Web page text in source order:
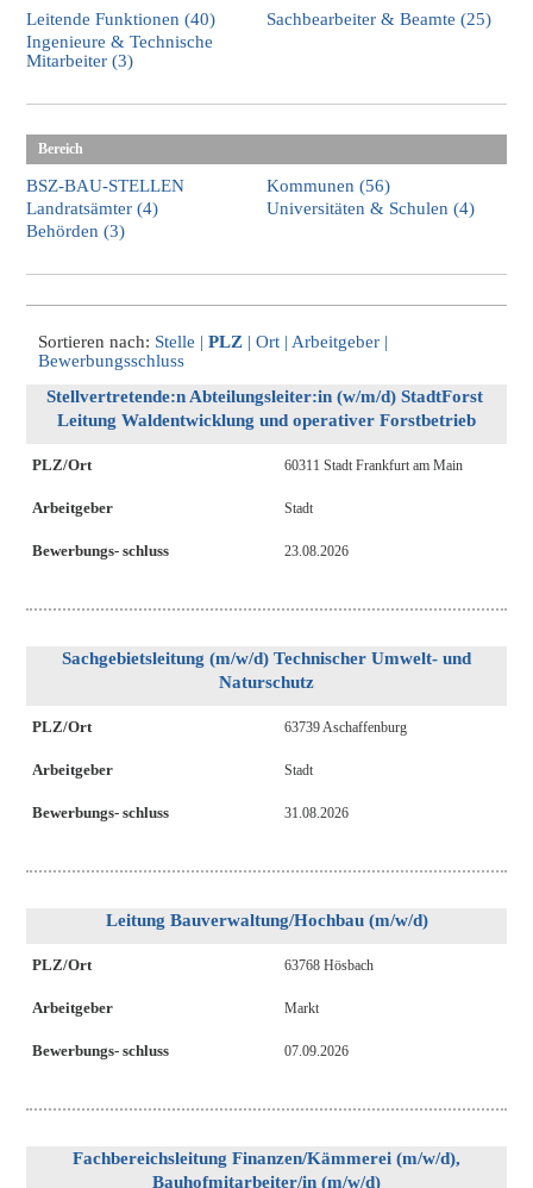
Leitende Funktionen (40)
Sachbearbeiter & Beamte (25)
Ingenieure & Technische
Mitarbeiter (3)
Bereich
BSZ-BAU-STELLEN
Kommunen (56)
Landratsämter (4)
Universitäten & Schulen (4)
Behörden (3)
Sortieren nach: Stelle |PLZ |Ort | Arbeitgeber |
Bewerbungsschluss
Stellvertretende:n Abteilungsleiter:in (w/m/d) StadtForst 
Leitung Waldentwicklung und operativer Forstbetrieb
PLZ/Ort
Arbeitgeber
Bewerbungs- schluss
60311 Stadt Frankfurt am Main
Stadt
23.08.2026
Sachgebietsleitung (m/w/d) Technischer Umwelt- und
Naturschutz
PLZ/Ort
Arbeitgeber
Bewerbungs- schluss
63739 Aschaffenburg
Stadt
31.08.2026
Leitung Bauverwaltung/Hochbau (m/w/d)
PLZ/Ort
Arbeitgeber
Bewerbungs- schluss
63768 Hösbach
Markt
07.09.2026
Fachbereichsleitung Finanzen/Kämmerei (m/w/d),
Bauhofmitarbeiter/in (m/w/d)